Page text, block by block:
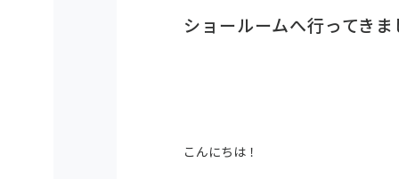
ショールームへ行ってき
こんにちは！